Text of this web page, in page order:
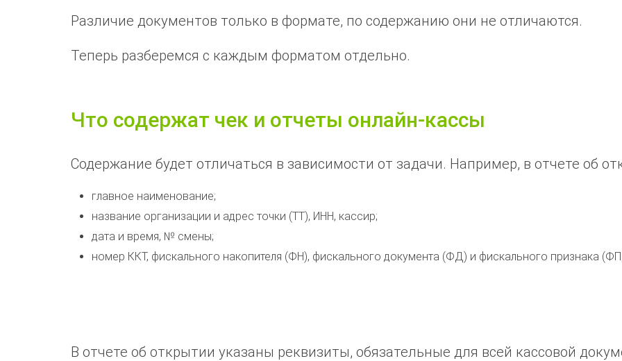
Различие документов только в формате, по содержанию они не отличаются.
Теперь разберемся с каждым форматом отдельно.
Что содержат чек и отчеты онлайн-кассы
Содержание будет отличаться в зависимости от задачи. Например, в отчете об
главное наименование;
название организации и адрес точки (ТТ), ИНН, кассир;
дата и время, № смены;
номер ККТ, фискального накопителя (ФН), фискального документа (ФД) и фискального признака
В отчете об открытии указаны реквизиты, обязательные для всей кассовой